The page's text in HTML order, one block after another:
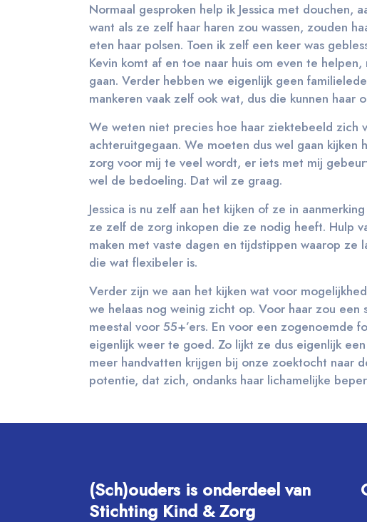
Normaal gesproken help ik Jessica met douchen,
want als ze zelf haar haren zou wassen, zouden
eten haar polsen. Toen ik zelf een keer was
Kevin komt af en toe naar huis om even te
gaan. Verder hebben we eigenlijk geen
mankeren vaak zelf ook wat, dus die kunnen haar
We weten niet precies hoe haar ziektebeeld zich
achteruitgegaan. We moeten dus wel gaan
zorg voor mij te veel wordt, er iets met mij
wel de bedoeling. Dat wil ze graag.
Jessica is nu zelf aan het kijken of ze in
ze zelf de zorg inkopen die ze nodig heeft. Hulp
maken met vaste dagen en tijdstippen waarop ze
die wat flexibeler is.
Verder zijn we aan het kijken wat voor
we helaas nog weinig zicht op. Voor haar zou
meestal voor 55+’ers. En voor een zogenoemde
eigenlijk weer te goed. Zo lijkt ze dus eigenlijk
meer handvatten krijgen bij onze zoektocht naar
potentie, dat zich, ondanks haar lichamelijke
(Sch)ouders is onderdeel van
Stichting Kind & Zorg